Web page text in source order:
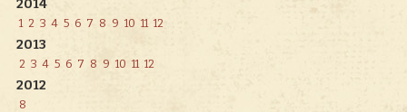
2014
1 2 3 4 5 6 7 8 9 10 11 12
2013
2 3 4 5 6 7 8 9 10 11 12
2012
8